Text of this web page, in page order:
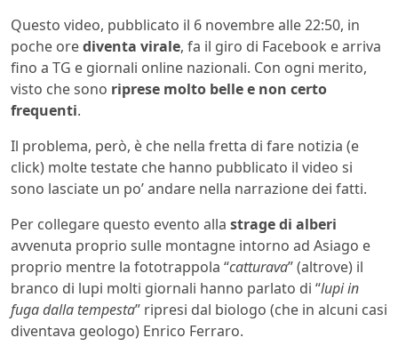
Questo video, pubblicato il 6 novembre alle 22:50, in
poche orediventa virale, fa il giro di Facebook e arriva
fino a TG e giornali online nazionali. Con ogni merito,
visto che sono riprese molto belle e non certo
frequenti.
Il problema, però, è che nella fretta di fare notizia (e
click) molte testate che hanno pubblicato il video si
sono lasciate un po’ andare nella narrazione dei fatti.
Per collegare questo evento alla strage di alberi
avvenuta proprio sulle montagne intorno ad Asiago e
proprio mentre la fototrappola “catturava” (altrove) il
branco di lupi molti giornali hanno parlato di “lupi in
fuga dalla tempesta” ripresi dal biologo (che in alcuni casi
diventava geologo) Enrico Ferraro.